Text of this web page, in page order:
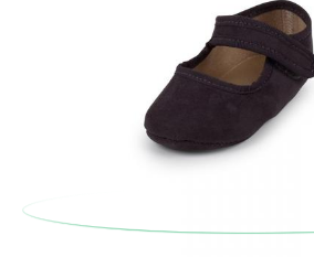
Ruecksendung
Bestellnummer sowie die beim Kauf
Adresse ein. Ein Rücksendeetikett wird
automatisch an Ihr Postfach gesendet.
ursprüngliches Paar unter Verwendung
Etiketts bei einer Postfiliale zurück und
10,5